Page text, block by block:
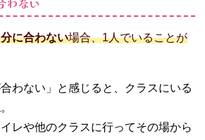
に合わない場合、1人でいることが
わない」と感じると、クラスにいる
レや他のクラスに行ってその場から